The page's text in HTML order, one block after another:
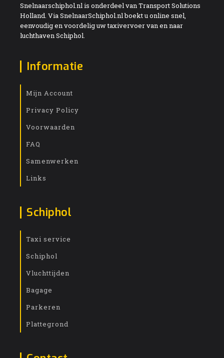
Snelnaarschiphol.nl is onderdeel van Transport Solutions
Holland. Via SnelnaarSchiphol.nl boekt u online snel,
eenvoudig en voordelig uw taxivervoer van en naar
luchthaven Schiphol.
Informatie
Mijn Account
Privacy Policy
Voorwaarden
FAQ
Samenwerken
Links
Schiphol
Taxi service
Schiphol
Vluchttijden
Bagage
Parkeren
Plattegrond